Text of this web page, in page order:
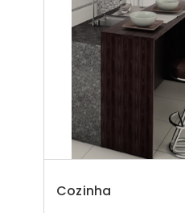
Cozinha